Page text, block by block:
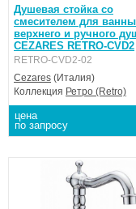
Душевая стойка со
смесителем для
верхнего и ручного
CEZARES RETRO-CVD2
RETRO-CVD2-02
Cezares (Италия)
Коллекция Ретро (Retro)
цена
по запросу